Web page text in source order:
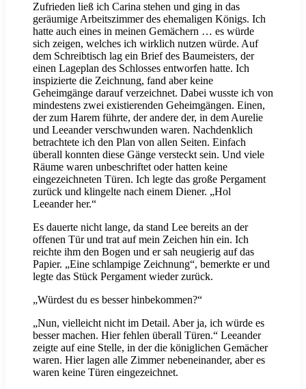
Zufrieden ließ ich Carina stehen und ging in das
geräumige Arbeitszimmer des ehemaligen Königs. Ich
hatte auch eines in meinen Gemächern … es würde
sich zeigen, welches ich wirklich nutzen würde. Auf
dem Schreibtisch lag ein Brief des Baumeisters, der
einen Lageplan des Schlosses entworfen hatte. Ich
inspizierte die Zeichnung, fand aber keine
Geheimgänge darauf verzeichnet. Dabei wusste ich von
mindestens zwei existierenden Geheimgängen. Einen,
der zum Harem führte, der andere der, in dem Aurelie
und Leeander verschwunden waren. Nachdenklich
betrachtete ich den Plan von allen Seiten. Einfach
überall konnten diese Gänge versteckt sein. Und viele
Räume waren unbeschriftet oder hatten keine
eingezeichneten Türen. Ich legte das große Pergament
zurück und klingelte nach einem Diener. „Hol
Leeander her.“
Es dauerte nicht lange, da stand Lee bereits an der
offenen Tür und trat auf mein Zeichen hin ein. Ich
reichte ihm den Bogen und er sah neugierig auf das
Papier. „Eine schlampige Zeichnung“, bemerkte er und
legte das Stück Pergament wieder zurück.
„Würdest du es besser hinbekommen?“
„Nun, vielleicht nicht im Detail. Aber ja, ich würde es
besser machen. Hier fehlen überall Türen.“ Leeander
zeigte auf eine Stelle, in der die königlichen Gemächer
waren. Hier lagen alle Zimmer nebeneinander, aber es
waren keine Türen eingezeichnet.